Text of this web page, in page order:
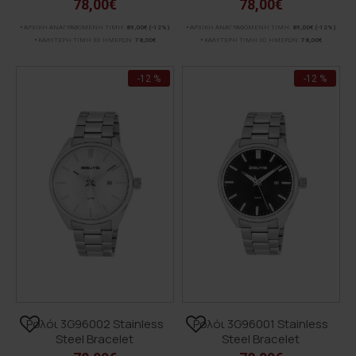
78,00€
ΑΡΧΙΚΗ ΑΝΑΓΡΑΦΟΜΕΝΗ ΤΙΜΗ: 89,00€ (-12%)
ΚΑΛΥΤΕΡΗ ΤΙΜΗ 30 ΗΜΕΡΩΝ:
78,00€
78,00€
ΑΡΧΙΚΗ ΑΝΑΓΡΑΦΟΜΕΝΗ ΤΙΜΗ: 89,00€ (-12%)
ΚΑΛΥΤΕΡΗ ΤΙΜΗ 30 ΗΜΕΡΩΝ:
78,00€
-12 %
Ρολόι 3G96002 Stainless
Steel Bracelet
-12 %
Ρολόι 3G96001 Stainless
Steel Bracelet